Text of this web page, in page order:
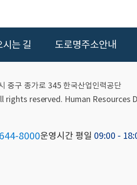
는 길 도로명주소안내
8000운영시간 평일 09:00 -
중구 종가로 345 한국산업인력공단
rights reserved. Human Resources